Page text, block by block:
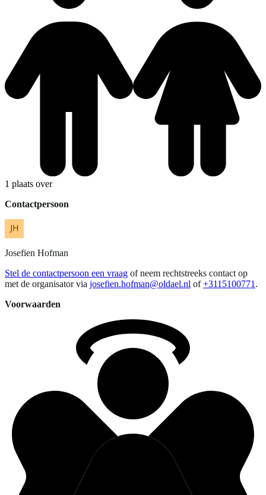
1 plaats over
Contactpersoon
Josefien Hofman
Stel de contactpersoon een vraag of neem rechtstreeks contact op
met de organisator via josefien.hofman@oldael.nl of +3115100771 .
Voorwaarden